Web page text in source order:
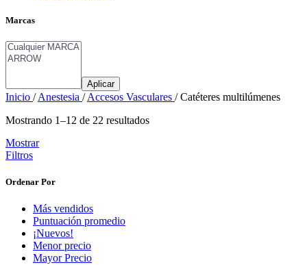
Marcas
Aplicar
Inicio / Anestesia / Accesos Vasculares / Catéteres multilúmenes
Mostrando 1–12 de 22 resultados
Mostrar
Filtros
Ordenar Por
Más vendidos
Puntuación promedio
¡Nuevos!
Menor precio
Mayor Precio